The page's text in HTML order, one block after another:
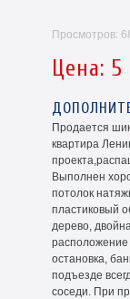
Просмотров:
Цена:
Продается
квартира
Выполнен
потолок
пластиковый
дерево,
остановка,
подъезде
соседи. При